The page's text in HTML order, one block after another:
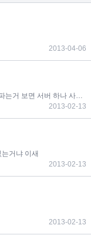
2013-04-06
연정공 새로 만드는거 이해가 안간다도메인까지 새로 파는거 보면 서버 하나 사들여서 작업하는거 같은데
2013-02-13
거냐 이새
2013-02-13
2013-02-13